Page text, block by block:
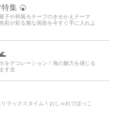
集 🍘
子や和風モチーフのきせかえテーマ
彩が彩る雅な画面を今すぐ手に入れよ
をデコレーション！海の魅力を感じる
す⛱️
ラックスタイム！おしゃれでほっこ